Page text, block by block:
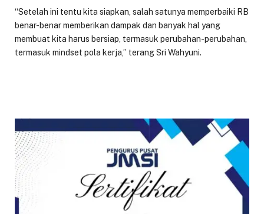
“Setelah ini tentu kita siapkan, salah satunya memperbaiki RB
benar-benar memberikan dampak dan banyak hal yang
membuat kita harus bersiap, termasuk perubahan-perubahan,
termasuk mindset pola kerja,” terang Sri Wahyuni.